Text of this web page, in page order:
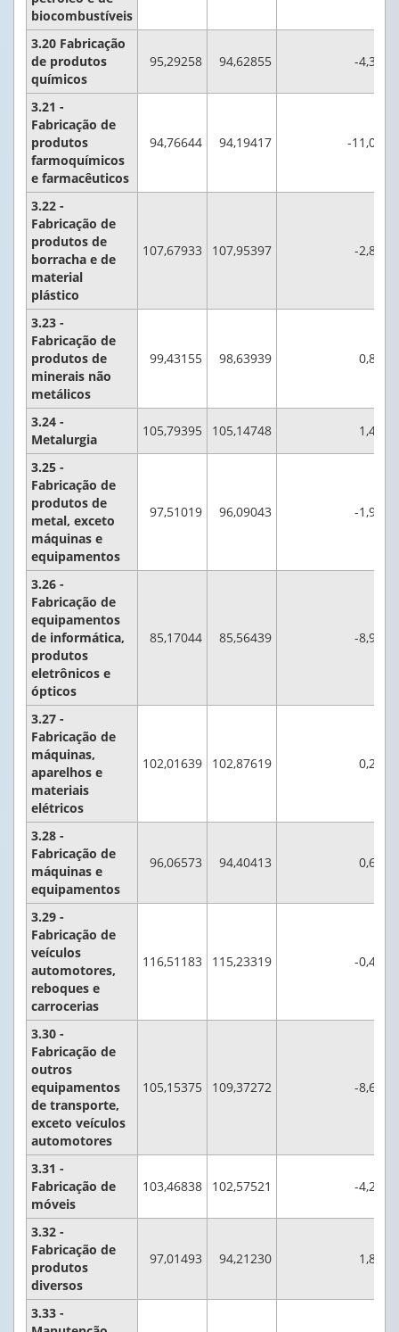
biocombustíveis
3.20 Fabricação
de produtos
químicos
95,29258 94,62855 -4,3
3.21 -
Fabricação de
produtos
farmoquímicos
e farmacêuticos
94,76644 94,19417 -11,0
3.22 -
Fabricação de
produtos de
borracha e de
material
plástico
107,67933 107,95397 -2,8
3.23 -
Fabricação de
produtos de
minerais não
metálicos
99,43155 98,63939 0,8
3.24 -
Metalurgia
105,79395 105,14748 1,4
3.25 -
Fabricação de
produtos de
metal, exceto
máquinas e
equipamentos
97,51019 96,09043 -1,9
3.26 -
Fabricação de
equipamentos
de informática,
produtos
eletrônicos e
ópticos
85,17044 85,56439 -8,9
3.27 -
Fabricação de
máquinas,
aparelhos e
materiais
elétricos
102,01639 102,87619 0,2
3.28 -
Fabricação de
máquinas e
equipamentos
96,06573 94,40413 0,6
3.29 -
Fabricação de
veículos
automotores,
reboques e
carrocerias
116,51183 115,23319 -0,4
3.30 -
Fabricação de
outros
equipamentos
de transporte,
exceto veículos
automotores
105,15375 109,37272 -8,6
3.31 -
Fabricação de
móveis
103,46838 102,57521 -4,2
3.32 -
Fabricação de
produtos
diversos
97,01493 94,21230 1,8
3.33 -